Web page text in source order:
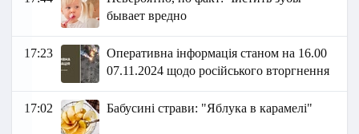
бывает вредно
17:23
Оперативна інформація станом на 16.00
07.11.2024 щодо російського вторгнення
17:02 Бабусині страви: "Яблука в карамелі"